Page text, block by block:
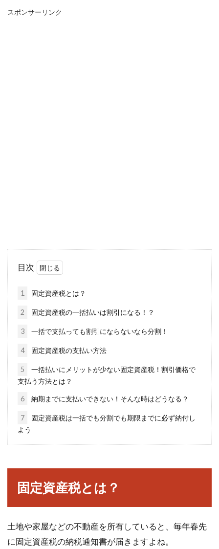
をわかりやすく解説！
無職生活で貯金はどうなる？無職に
ら？家族を養わなければならないのにお金がな
の？65歳からの生活プラン
65歳になったとき、年金はいくら受け取れるの
か、誰もが気になるところです。住宅ローンは
スポンサーリンク
目次
1 固定資産税とは？
2 固定資産税の一括払いは割引になる！？
3 一括で支払っても割引にならないなら分割！
4 固定資産税の支払い方法
5
一括払いにメリットが少ない固定資産税！割引価格で
支払う方法とは？
6 納期までに支払いできない！そんな時はどうなる？
7
固定資産税は一括でも分割でも期限までに必ず納付し
よう
固定資産税とは？
土地や家屋などの不動産を所有していると、毎年春先
に固定資産税の納税通知書が届きますよね。